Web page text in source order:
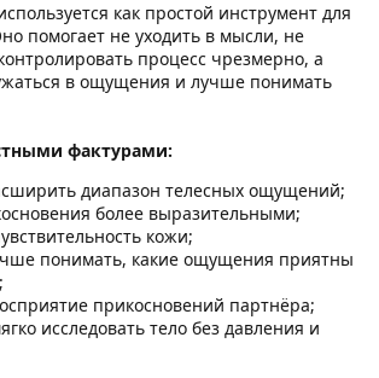
как простой инструмент для
помогает не уходить в мысли, не
процесс чрезмерно, а
в ощущения и лучше понимать
фактурами:
диапазон телесных ощущений;
более выразительными;
кожи;
понимать, какие ощущения приятны
прикосновений партнёра;
исследовать тело без давления и